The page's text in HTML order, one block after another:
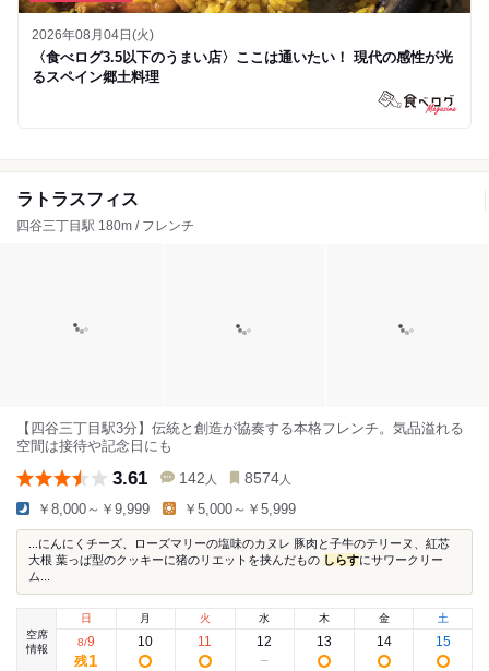
2026年08月04日(火)
〈食べログ3.5以下のうまい店〉ここは通いたい！ 現代の感性が光
るスペイン郷土料理
ラトラスフィス
四谷三丁目駅 180m / フレンチ
【四谷三丁目駅3分】伝統と創造が協奏する本格フレンチ。気品溢れる
空間は接待や記念日にも
3.61 142 人 8574 人
￥8,000～￥9,999 ￥5,000～￥5,999
...にんにくチーズ、ローズマリーの塩味のカヌレ 豚肉と子牛のテリーヌ、紅芯
大根 葉っぱ型のクッキーに猪のリエットを挟んだもの しらすにサワークリー
ム...
空席
情報
日
8/9
残1
月
10
火
11
水
12
木
13
金
14
土
15